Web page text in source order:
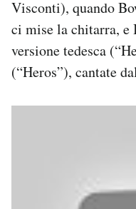
Visconti), quando
ci mise la chitarra, e
versione tedesca
(“Heros”), cantate